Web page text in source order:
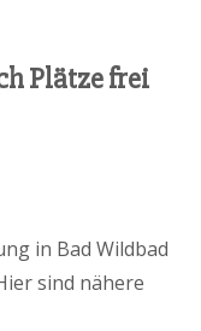
Plätze frei
in Bad Wildbad
sind nähere